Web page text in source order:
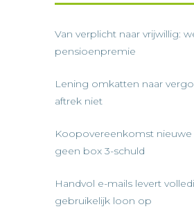
Van verplicht naar vrijwillig:
pensioenpremie
Lening omkatten naar
aftrek niet
Koopovereenkomst
geen box 3-schuld
Handvol e-mails levert
gebruikelijk loon op